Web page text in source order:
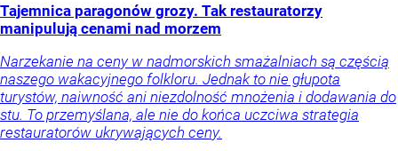
Tajemnica paragonów grozy. Tak restauratorzy
manipulują cenami nad morzem
Narzekanie na ceny w nadmorskich smażalniach są częścią
naszego wakacyjnego folkloru. Jednak to nie głupota
turystów, naiwność ani niezdolność mnożenia i dodawania do
stu. To przemyślana, ale nie do końca uczciwa strategia
restauratorów ukrywających ceny.